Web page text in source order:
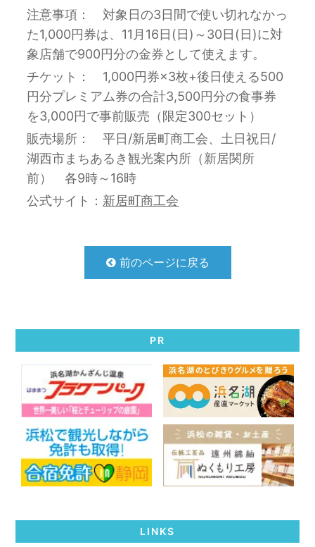
注意事項： 対象日の3日間で使い切れなかっ
た1,000円券は、11月16日(日)～30日(日)に対
象店舗で900円分の金券として使えます。
チケット： 1,000円券×3枚+後日使える500
円分プレミアム券の合計3,500円分の食事券
を3,000円で事前販売（限定300セット）
販売場所： 平日/新居町商工会、土日祝日/
湖西市まちあるき観光案内所（新居関所
前） 各9時～16時
公式サイト： 新居町商工会
前のページに戻る
PR
LINKS